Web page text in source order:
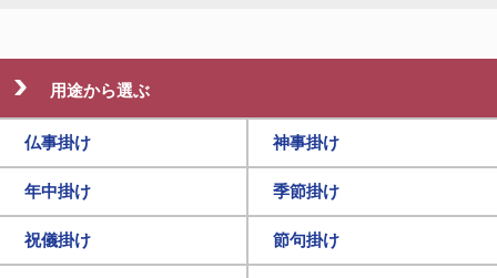
用途から選ぶ
仏事掛け 神事掛け
年中掛け 季節掛け
祝儀掛け 節句掛け